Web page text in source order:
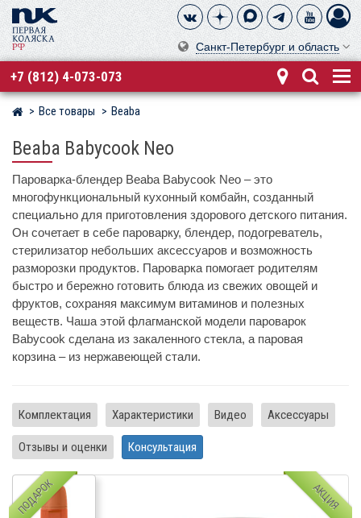
Санкт-Петербург и область
+7 (812) 4-073-073
Магазин детских колясок
Все товары Beaba
Beaba Babycook Neo
Пароварка-блендер Beaba Babycook Neo – это
многофункциональный кухонный комбайн, созданный
специально для приготовления здорового детского питания.
Он сочетает в себе пароварку, блендер, подогреватель,
стерилизатор небольших аксессуаров и возможность
разморозки продуктов. Пароварка помогает родителям
быстро и бережно готовить блюда из свежих овощей и
фруктов, сохраняя максимум витаминов и полезных
веществ. Чаша этой флагманской модели пароварок
Babycook сделана из закаленного стекла, а паровая
корзина – из нержавеющей стали.
Комплектация Характеристики Видео Аксессуары
Отзывы и оценки Консультация
АКЦИЯ
ПОДАРОК